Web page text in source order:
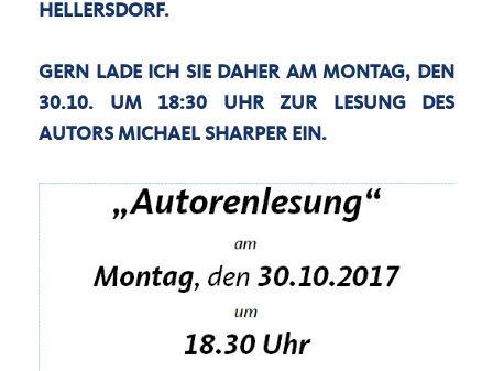
HELLERSDORF.
GERN LADE ICH SIE DAHER AM MONTAG, DEN
30.10. UM 18:30 UHR ZUR LESUNG DES
AUTORS MICHAEL SHARPER EIN.